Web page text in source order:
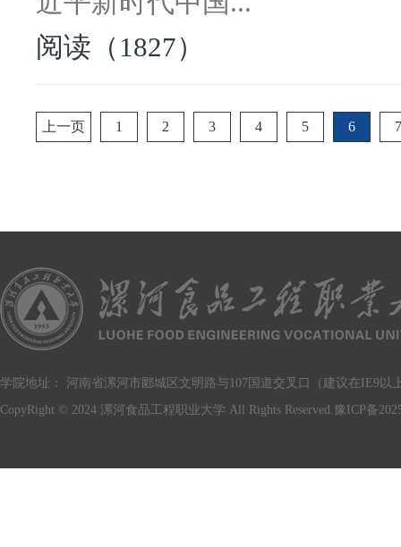
阅读（1827）
上一页 1 2 3 4 5 6 7
学院地址： 河南省漯河市郾城区文明路与107国道交叉口（建议在IE9以
CopyRight © 2024 漯河食品工程职业大学 All Rights Reserved. 豫ICP备